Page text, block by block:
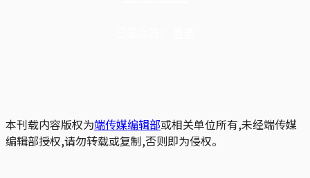
本刊载内容版权为端传媒编辑部或相关单位所有,未经端传媒
编辑部授权,请勿转载或复制,否则即为侵权。